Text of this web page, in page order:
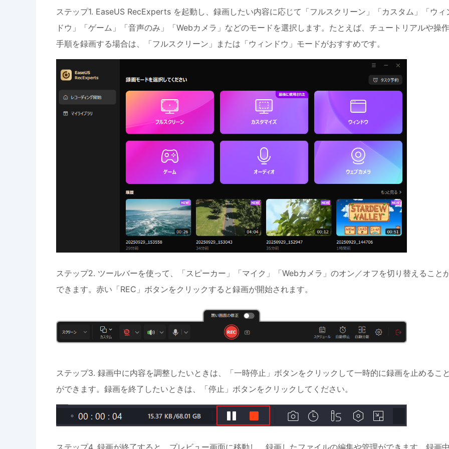
ステップ1. EaseUS RecExperts を起動し、録画したい内容に応じて「フルスクリーン」「カスタム」「ウィ
ドウ」「ゲーム」「音声のみ」「Webカメラ」などのモードを選択します。たとえば、チュートリアルや操作
手順を録画する場合は、「フルスクリーン」または「ウィンドウ」モードがおすすめです。
ステップ2. ツールバーを使って、「スピーカー」「マイク」「Webカメラ」のオン／オフを切り替えること
できます。赤い「REC」ボタンをクリックすると録画が開始されます。
ステップ3. 録画中に内容を調整したいときは、「一時停止」ボタンをクリックして一時的に録画を止めるこ
ができます。録画を終了したいときは、「停止」ボタンをクリックしてください。